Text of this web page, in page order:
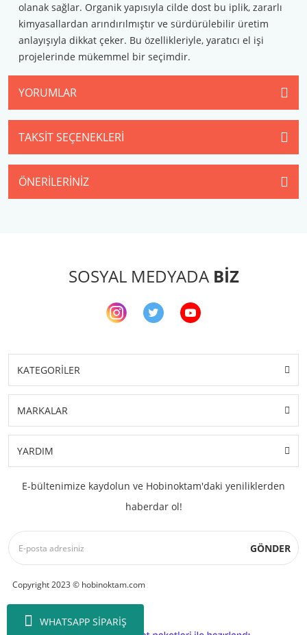
WHATSAPP SİPARİŞ
olanak sağlar. Organik yapısıyla cilde dost bu iplik, zararlı
kimyasallardan arındırılmıştır ve sürdürülebilir üretim
anlayışıyla dikkat çeker. Bu özellikleriyle, yaratıcı el işi
projelerinde mükemmel bir seçimdir.
YORUMLAR
TAKSIT SEÇENEKLERI
ÖNERILERINIZ
SOSYAL MEDYADA BİZ
KATEGORİLER
MARKALAR
YARDIM
E-bültenimize kaydolun ve Hobinoktam'daki yeniliklerden
haberdar ol!
GÖNDER
Copyright 2023 © hobinoktam.com